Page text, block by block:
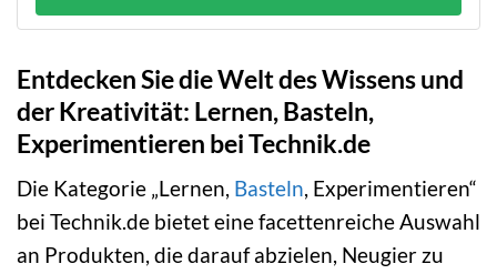
Entdecken Sie die Welt des Wissens und
der Kreativität: Lernen, Basteln,
Experimentieren bei Technik.de
Die Kategorie „Lernen, Basteln, Experimentieren“
bei Technik.de bietet eine facettenreiche Auswahl
an Produkten, die darauf abzielen, Neugier zu